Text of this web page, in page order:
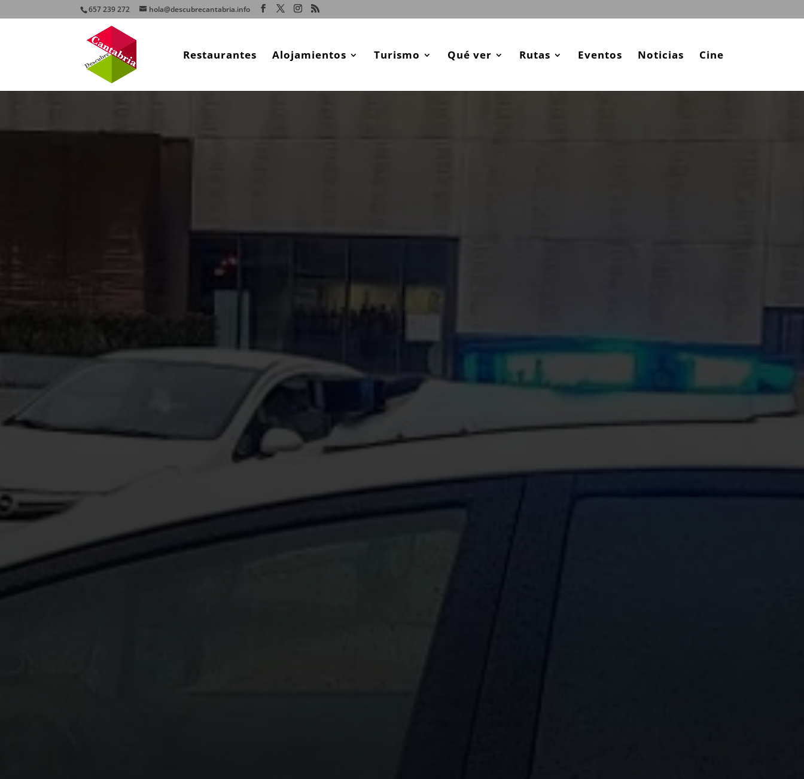
657 239 272 hola@descubrecantabria.info
Restaurantes Alojamientos Turismo Qué ver Rutas Eventos Noticias Cine